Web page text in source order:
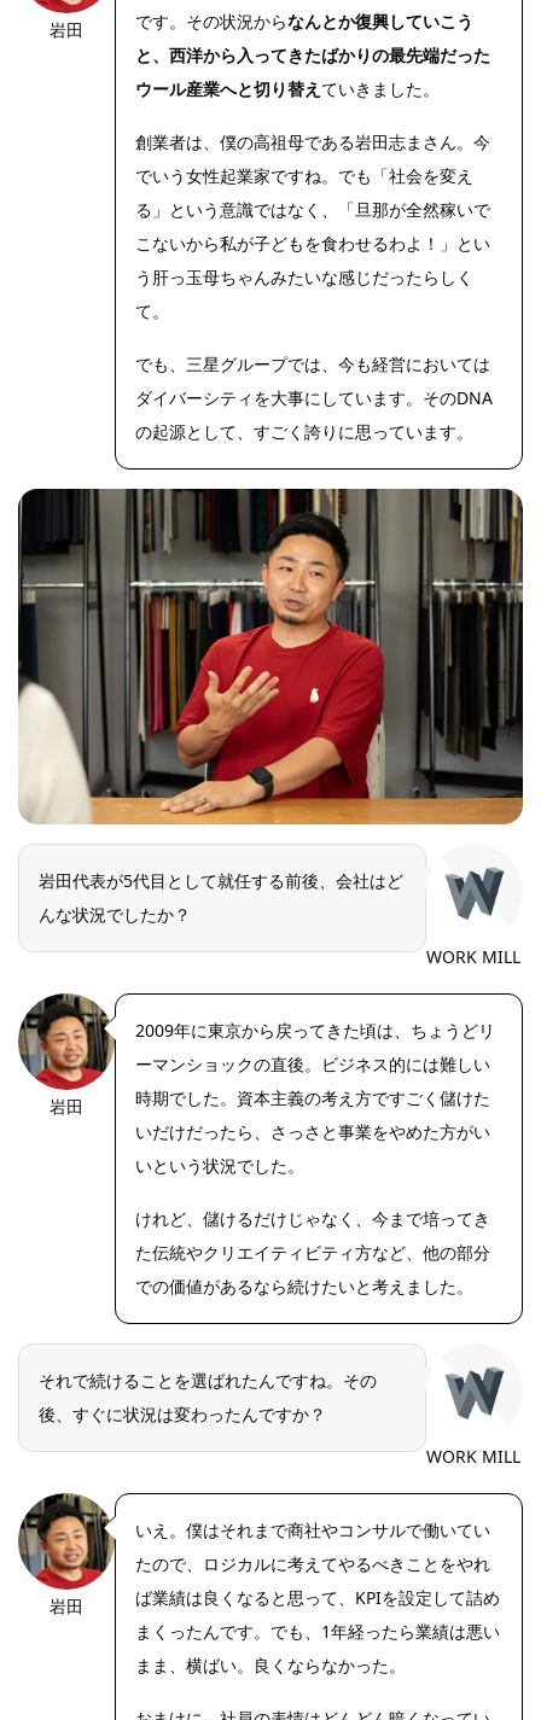
https://riseph
岩田 です。その状況からなんとか復興していこう
と、西洋から入ってきたばかりの最先端だった
ウール産業へと切り替え ていきました。
創業者は、僕の高祖母である岩田志まさん。今
でいう女性起業家ですね。でも「社会を変え
る」という意識ではなく、「旦那が全然稼いで
こないから私が子どもを食わせるわよ！」とい
う肝っ玉母ちゃんみたいな感じだったらしく
て。
でも、三星グループでは、今も経営においては
ダイバーシティを大事にしています。そのDNA
の起源として、すごく誇りに思っています。
岩田代表が5代目として就任する前後、会社はど
んな状況でしたか？
WORK MILL
https://riseph
岩田
2009年に東京から戻ってきた頃は、ちょうどリ
ーマンショックの直後。ビジネス的には難しい
時期でした。資本主義の考え方ですごく儲けた
いだけだったら、さっさと事業をやめた方がい
いという状況でした。
けれど、儲けるだけじゃなく、今まで培ってき
た伝統やクリエイティビティ方など、他の部分
での価値があるなら続けたいと考えました。
それで続けることを選ばれたんですね。その
後、すぐに状況は変わったんですか？
WORK MILL
https://riseph
岩田
いえ。僕はそれまで商社やコンサルで働いてい
たので、ロジカルに考えてやるべきことをやれ
ば業績は良くなると思って、KPIを設定して詰め
まくったんです。でも、1年経ったら業績は悪い
まま、横ばい。良くならなかった。